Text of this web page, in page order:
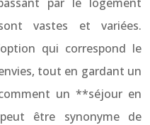
vastes et variées.
qui correspond le
tout en gardant un
un **séjour en
être synonyme de